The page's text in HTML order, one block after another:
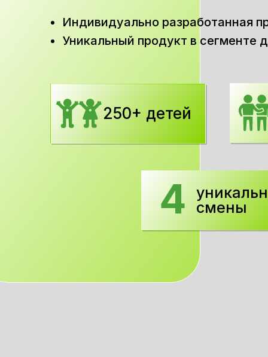
Индивидуально разработанная
Уникальный продукт в сегменте
250+ детей
4 смены